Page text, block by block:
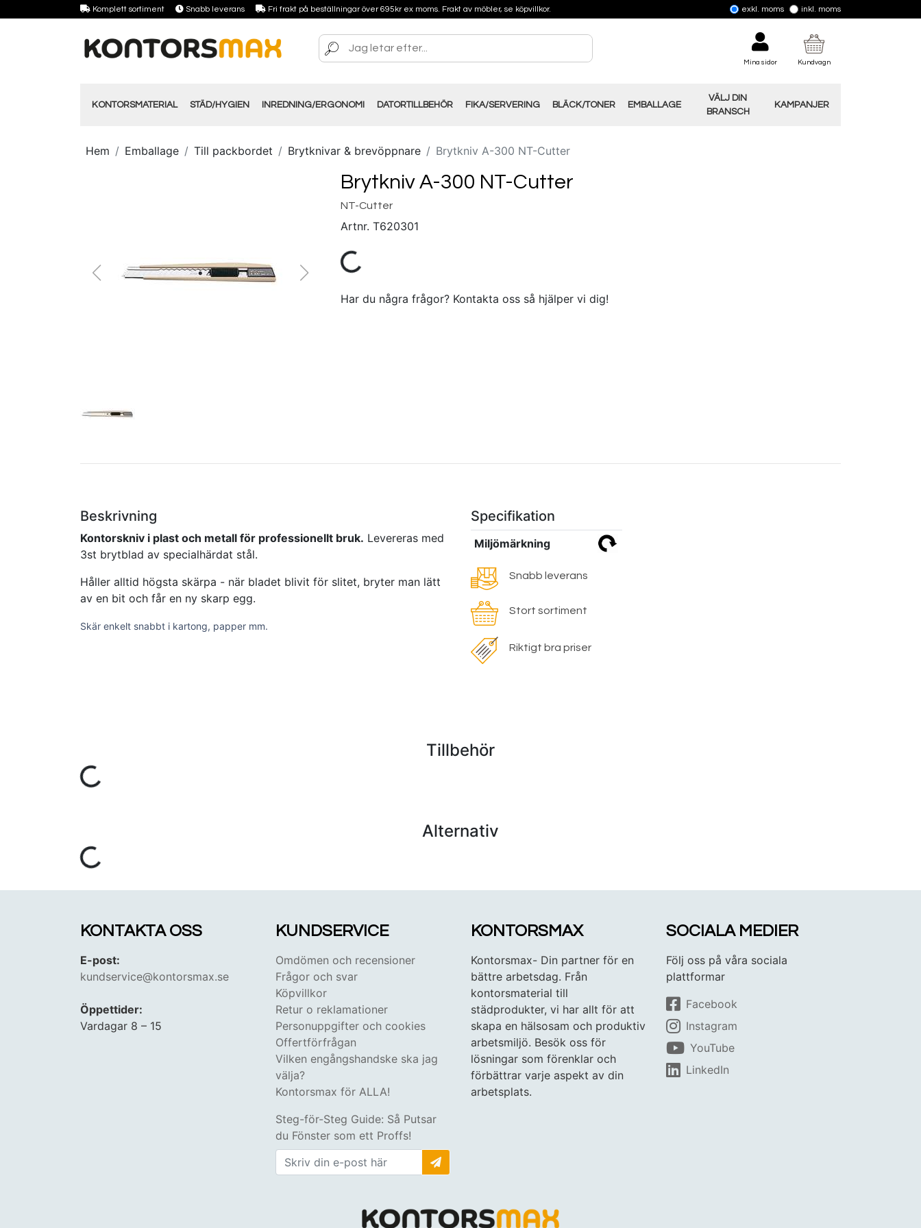
Komplett sortiment Snabb leverans Fri frakt på beställningar över 695kr ex moms. Frakt av möbler, se köpvillkor. exkl. moms inkl. moms
Mina sidor Kundvagn
KONTORSMATERIAL STÄD/HYGIEN INREDNING/ERGONOMI DATORTILLBEHÖR FIKA/SERVERING BLÄCK/TONER EMBALLAGE
VÄLJ DIN
BRANSCH
KAMPANJER
Hem Emballage Till packbordet Brytknivar & brevöppnare Brytkniv A-300 NT-Cutter
Brytkniv A-300 NT-Cutter
NT-Cutter
Artnr. T620301
Har du några frågor? Kontakta oss så hjälper vi dig!
Beskrivning
Kontorskniv i plast och metall för professionellt bruk. Levereras med
3st brytblad av specialhärdat stål.
Håller alltid högsta skärpa - när bladet blivit för slitet, bryter man lätt
av en bit och får en ny skarp egg.
Skär enkelt snabbt i kartong, papper mm.
Specifikation
Miljömärkning
Snabb leverans
Stort sortiment
Riktigt bra priser
Tillbehör
Alternativ
KONTAKTA OSS
E-post:
kundservice@kontorsmax.se
Öppettider:
Vardagar 8 – 15
KUNDSERVICE
Omdömen och recensioner
Frågor och svar
Köpvillkor
Retur o reklamationer
Personuppgifter och cookies
Offertförfrågan
Vilken engångshandske ska jag
välja?
Kontorsmax för ALLA!
Steg-för-Steg Guide: Så Putsar
du Fönster som ett Proffs!
KONTORSMAX
Kontorsmax- Din partner för en
bättre arbetsdag. Från
kontorsmaterial till
städprodukter, vi har allt för att
skapa en hälsosam och produktiv
arbetsmiljö. Besök oss för
lösningar som förenklar och
förbättrar varje aspekt av din
arbetsplats.
SOCIALA MEDIER
Följ oss på våra sociala
plattformar
Facebook
Instagram
YouTube
LinkedIn